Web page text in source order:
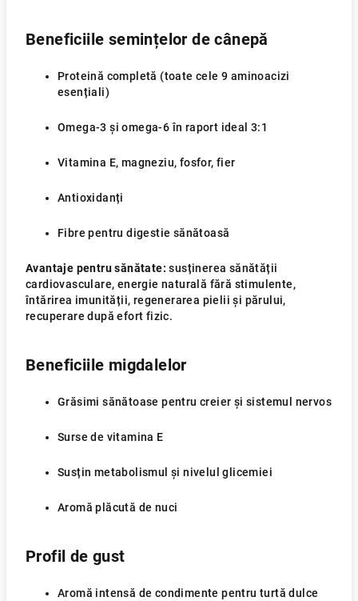
Beneficiile semințelor de cânepă
Proteină completă (toate cele 9 aminoacizi
esențiali)
Omega-3 și omega-6 în raport ideal 3:1
Vitamina E, magneziu, fosfor, fier
Antioxidanți
Fibre pentru digestie sănătoasă
Avantaje pentru sănătate: susținerea sănătății
cardiovasculare, energie naturală fără stimulente,
întărirea imunității, regenerarea pielii și părului,
recuperare după efort fizic.
Beneficiile migdalelor
Grăsimi sănătoase pentru creier și sistemul nervos
Surse de vitamina E
Susțin metabolismul și nivelul glicemiei
Aromă plăcută de nuci
Profil de gust
Aromă intensă de condimente pentru turtă dulce